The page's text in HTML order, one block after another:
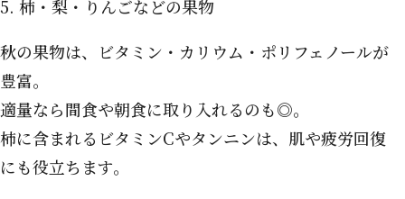
5. 柿・梨・りんごなどの果物
秋の果物は、ビタミン・カリウム・ポリフェノールが
豊富。
適量なら間食や朝食に取り入れるのも◎。
柿に含まれるビタミンCやタンニンは、肌や疲労回復
にも役立ちます。